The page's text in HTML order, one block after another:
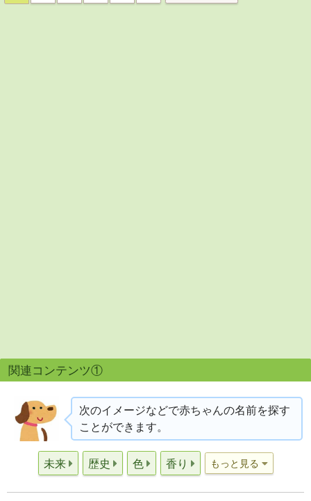
関連コンテンツ①
次のイメージなどで赤ちゃんの名前を探す
ことができます。
未来 歴史 色 香り もっと見る